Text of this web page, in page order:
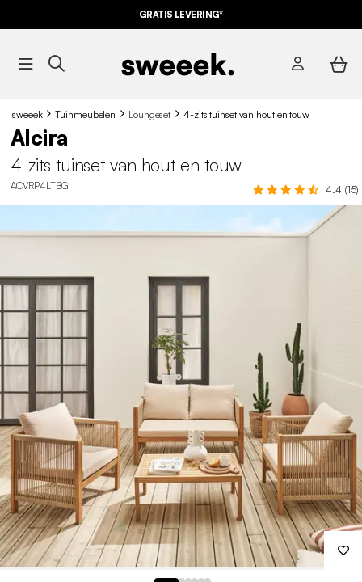
AANBIEDINGEN*MET DE
GRATIS LEVERING*
sweeek Tuinmeubelen Loungeset 4-zits tuinset van hout en touw
Alcira
4-zits tuinset van hout en touw
ACVRP4LTBG 4.4 (15)